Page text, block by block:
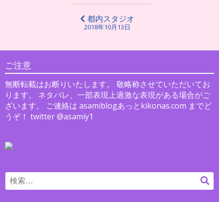
ー
シ
ョ
ン
都内スタジオ
2018年10月13日
ご注意
無断転載はお断りいたします。 敬略称させていただいてお
ります。 ネタバレ、一部表現上過激な表現がある場合がご
ざいます。 ご連絡は asamiblogあっとkikonas.com までど
うぞ！ twitter @asamiy1
Search
for:
検